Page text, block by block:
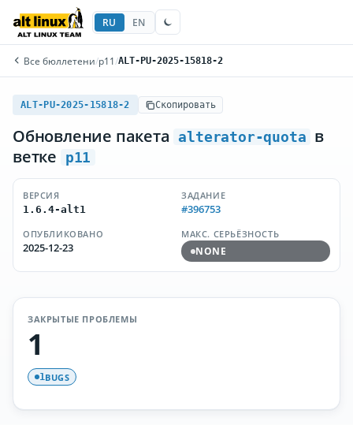
RU EN
Все бюллетени/p11 /ALT-PU-2025-15818-2
ALT-PU-2025-15818-2 Скопировать
Обновление пакета alterator-quota в
ветке
p11
ВЕРСИЯ
1.6.4-alt1
ЗАДАНИЕ
#396753
ОПУБЛИКОВАНО
2025-12-23
МАКС. СЕРЬЁЗНОСТЬ
NONE
ЗАКРЫТЫЕ ПРОБЛЕМЫ
1
1BUGS